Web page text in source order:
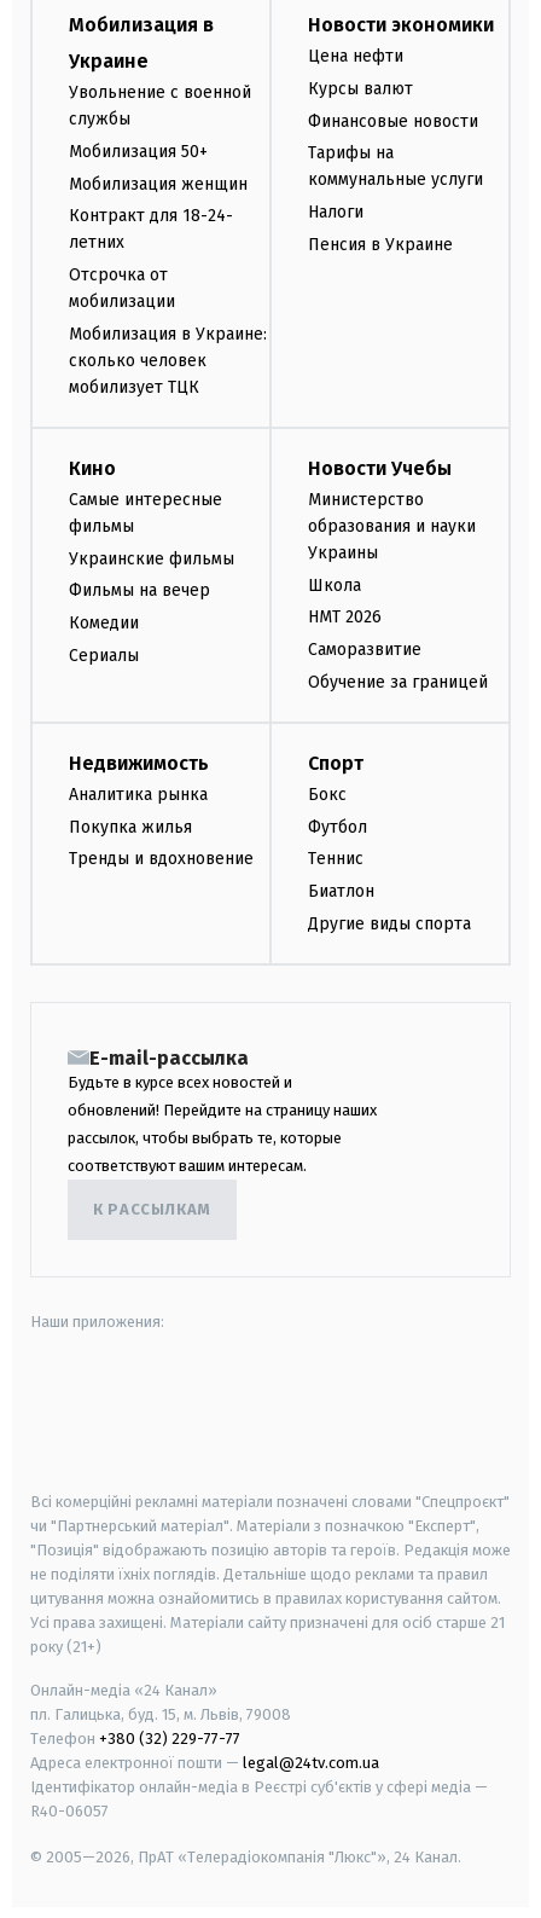
Мобилизация в
Украине
Увольнение с военной
службы
Мобилизация 50+
Мобилизация женщин
Контракт для 18-24-
летних
Отсрочка от
мобилизации
Мобилизация в Украине:
сколько человек
мобилизует ТЦК
Новости экономики
Цена нефти
Курсы валют
Финансовые новости
Тарифы на
коммунальные услуги
Налоги
Пенсия в Украине
Кино
Самые интересные
фильмы
Украинские фильмы
Фильмы на вечер
Комедии
Сериалы
Новости Учебы
Министерство
образования и науки
Украины
Школа
НМТ 2026
Саморазвитие
Обучение за границей
Недвижимость
Аналитика рынка
Покупка жилья
Тренды и вдохновение
Спорт
Бокс
Футбол
Теннис
Биатлон
Другие виды спорта
E-mail-рассылка
Будьте в курсе всех новостей и
обновлений! Перейдите на страницу наших
рассылок, чтобы выбрать те, которые
соответствуют вашим интересам.
К РАССЫЛКАМ
Наши приложения:
Всі комерційні рекламні матеріали позначені словами "Спецпроєкт"
чи "Партнерський матеріал". Матеріали з позначкою "Експерт",
"Позиція" відображають позицію авторів та героїв. Редакція може
не поділяти їхніх поглядів. Детальніше щодо реклами та правил
цитування можна ознайомитись в правилах користування сайтом.
Усі права захищені. Матеріали сайту призначені для осіб старше 21
року (21+)
Онлайн-медіа «24 Канал»
пл. Галицька, буд. 15, м. Львів, 79008
Телефон +380 (32) 229-77-77
Адреса електронної пошти — legal@24tv.com.ua
Ідентифікатор онлайн-медіа в Реєстрі суб'єктів у сфері медіа —
R40-06057
© 2005—2026, ПрАТ «Телерадіокомпанія "Люкс"», 24 Канал.